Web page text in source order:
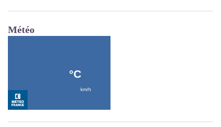
Météo